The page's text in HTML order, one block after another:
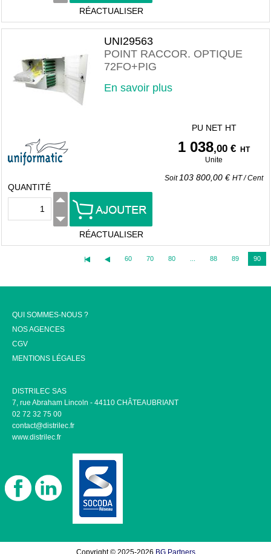
RÉACTUALISER
UNI29563
POINT RACCOR. OPTIQUE
72FO+PIG
En savoir plus
PU NET HT
1 038,00 €
HT
Unite
Soit 103 800,00 € HT/Cent
QUANTITÉ
RÉACTUALISER
60 70 80 88 89 90
QUI SOMMES-NOUS ?
NOS AGENCES
CGV
MENTIONS LÉGALES
DISTRILEC SAS
7, rue Abraham Lincoln - 44110 CHÂTEAUBRIANT
02 72 32 75 00
contact@distrilec.fr
www.distrilec.fr
Copyright © 2025-2026 BG Partners